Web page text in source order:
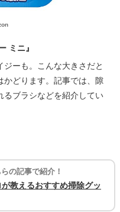
ミニ』
ーも。こんな大きさだと
かどります。記事では、隙
るブラシなどを紹介してい
の記事で紹介！
教えるおすすめ掃除グッ